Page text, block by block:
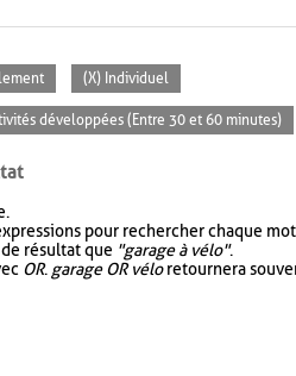
(X) Individuel
développées (Entre 30 et 60 minutes)
pour rechercher chaque
résultat que "garage à vélo".
OR. garage OR véloretournera